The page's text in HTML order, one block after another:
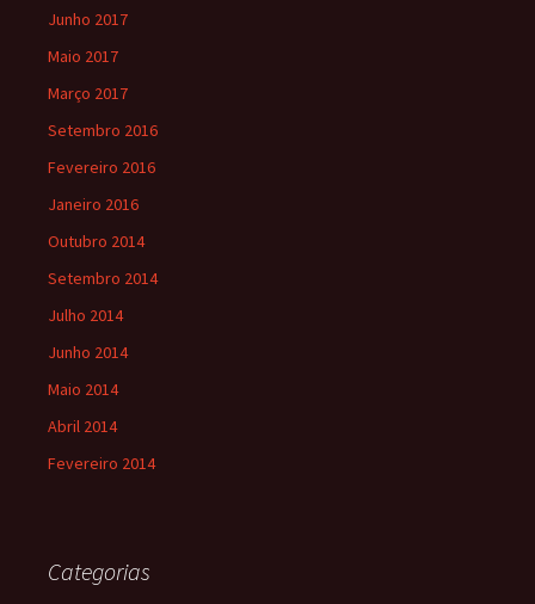
Junho 2017
Maio 2017
Março 2017
Setembro 2016
Fevereiro 2016
Janeiro 2016
Outubro 2014
Setembro 2014
Julho 2014
Junho 2014
Maio 2014
Abril 2014
Fevereiro 2014
Categorias